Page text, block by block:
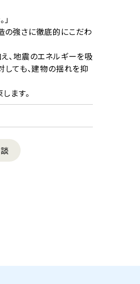
の強さに徹底的にこだわ
、地震のエネルギーを吸
しても、建物の揺れを抑
ます。